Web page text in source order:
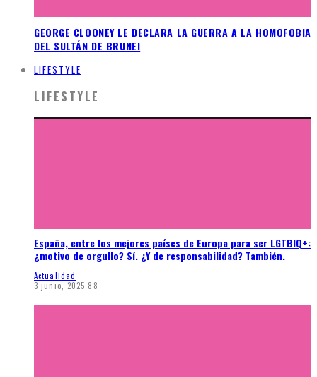
GEORGE CLOONEY LE DECLARA LA GUERRA A LA HOMOFOBIA
DEL SULTÁN DE BRUNEI
LIFESTYLE
LIFESTYLE
España, entre los mejores países de Europa para ser LGTBIQ+:
¿motivo de orgullo? Sí. ¿Y de responsabilidad? También.
Actualidad
3 junio, 2025 88